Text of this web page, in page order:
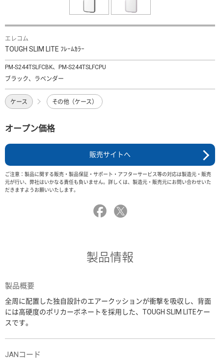
エレコム
TOUGH SLIM LITE ﾌﾚｰﾑｶﾗｰ
PM-S244TSLFCBK、PM-S244TSLFCPU
ブラック、ラベンダー
ケース その他（ケース）
オープン価格
販売サイトへ
ご注意：製品に関する販売・製品保証・サポート・アフターサービス等の対応は製造元・販売
元が行い、弊社はいかなる責任も負いません。詳しくは、製造元・販売元にお問い合わせいた
だきますようお願いいたします。
製品情報
製品概要
全周に配置した独自設計のエアークッションが衝撃を吸収し、背面
には高硬度のポリカーボネートを採用した、TOUGH SLIM LITEケー
スです。
JANコード